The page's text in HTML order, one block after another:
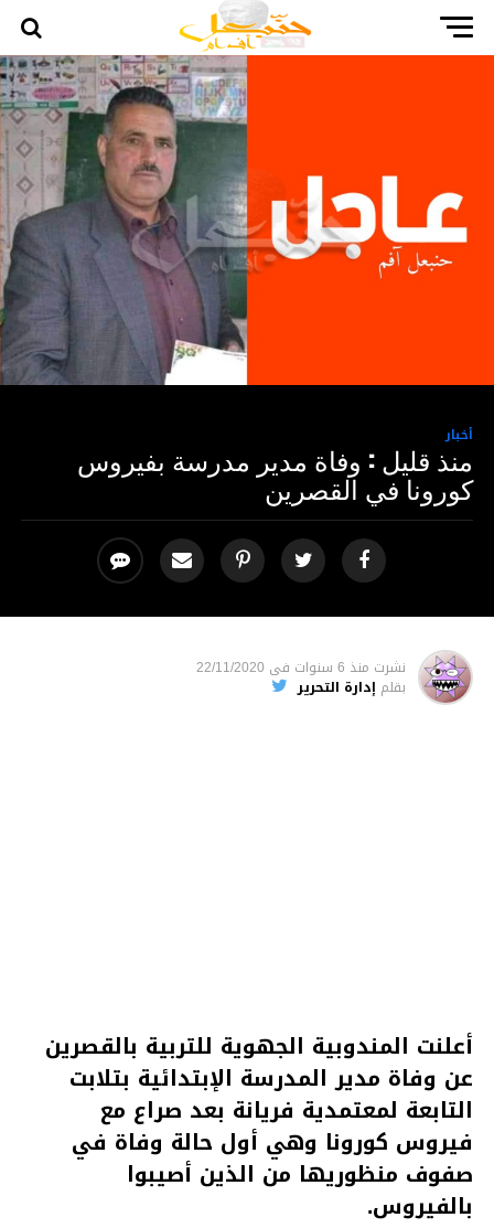
أخبار
منذ قليل : وفاة مدير مدرسة بفيروس
كورونا في القصرين
نشرت منذ 6 سنوات فى 22/11/2020
بقلم إدارة التحرير
أعلنت المندوبية الجهوية للتربية بالقصرين
عن وفاة مدير المدرسة الإبتدائية بتلابت
التابعة لمعتمدية فريانة بعد صراع مع
فيروس كورونا وهي أول حالة وفاة في
صفوف منظوريها من الذين أصيبوا
بالفيروس.